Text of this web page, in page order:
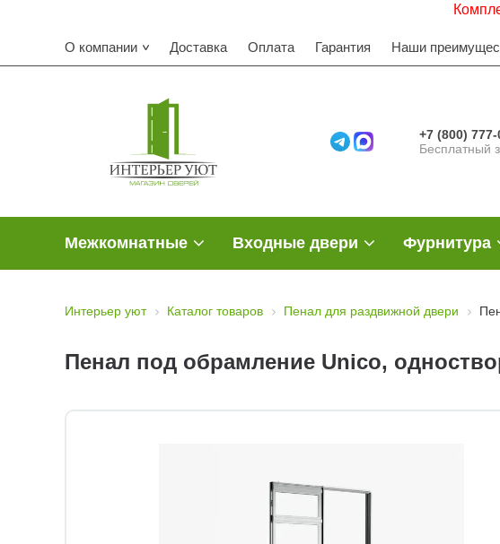
Комплектуем
О компании Доставка Оплата Гарантия Наши
+7 (800)
Бесплатный
Межкомнатные Входные двери Фурнитура
Интерьер уют Каталог товаров Пенал для раздвижной двери
Пенал под обрамление Unico,